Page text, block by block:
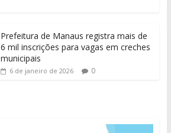
Prefeitura de Manaus registra mais de
6 mil inscrições para vagas em creches
municipais
6 de janeiro de 2026 0